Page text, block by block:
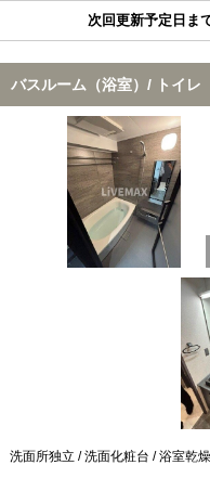
次回更新予定日ま
バスルーム（浴室）/ トイレ
洗面所独立 / 洗面化粧台 / 浴室乾